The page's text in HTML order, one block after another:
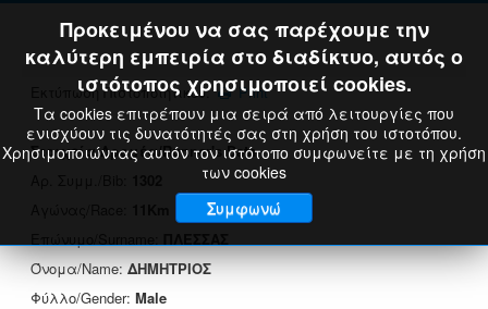
Εκτύπωση Πιστοποιητικού: Print
Στοιχεία Δρομέα/Runner's Data
Όνομα/Name:ΔΗΜΗΤΡΙΟΣ
Φύλλο/Gender: Male
Προκειμένου να σας παρέχουμε την
καλύτερη εμπειρία στο διαδίκτυο, αυτός ο
ιστότοπος χρησιμοποιεί cookies.
Τα cookies επιτρέπουν μια σειρά από λειτουργίες που
ενισχύουν τις δυνατότητές σας στη χρήση του ιστοτόπου.
Χρησιμοποιώντας αυτόν τον ιστότοπο συμφωνείτε με τη χρήση
των cookies
Συμφωνώ